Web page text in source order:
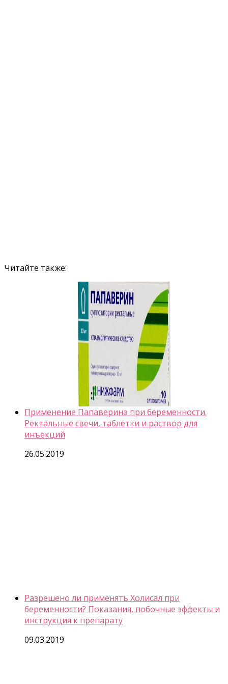
Читайте также:
Применение Папаверина при беременности.
Ректальные свечи, таблетки и раствор для
инъекций
26.05.2019
Разрешено ли применять Холисал при
беременности? Показания, побочные эффекты и
инструкция к препарату
09.03.2019